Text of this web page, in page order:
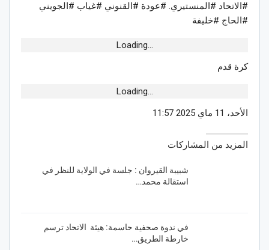
#الاتحاد #المنستيري. #عودة #القنوني #غياب #الجويني
#الحاج #خليفة
Loading...
كرة قدم
Loading...
الأحد، 11 ماي 2025 11:57
المزيد من المشاركات
شبيبة القيروان : جلسة في الولاية للنظر في
استقالة محمد…
في ندوة صحفية حاسمة: هيئة الاتحاد ترسم
خارطة الطريق…